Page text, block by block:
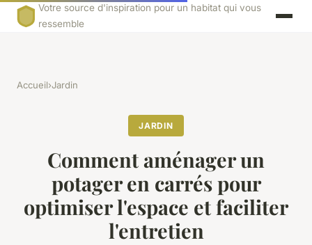
Votre source d'inspiration pour un habitat qui vous
ressemble
Accueil›Jardin
JARDIN
Comment aménager un
potager en carrés pour
optimiser l'espace et faciliter
l'entretien